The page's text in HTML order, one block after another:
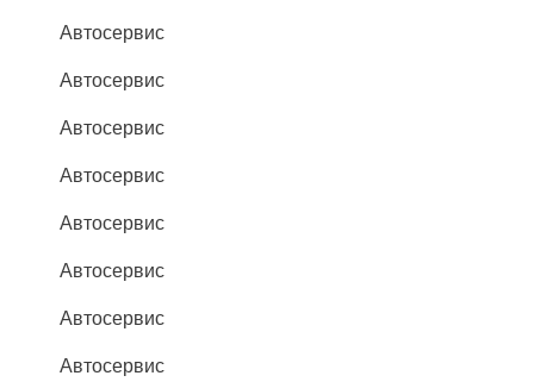
Автосервис
Автосервис
Автосервис
Автосервис
Автосервис
Автосервис
Автосервис
Автосервис